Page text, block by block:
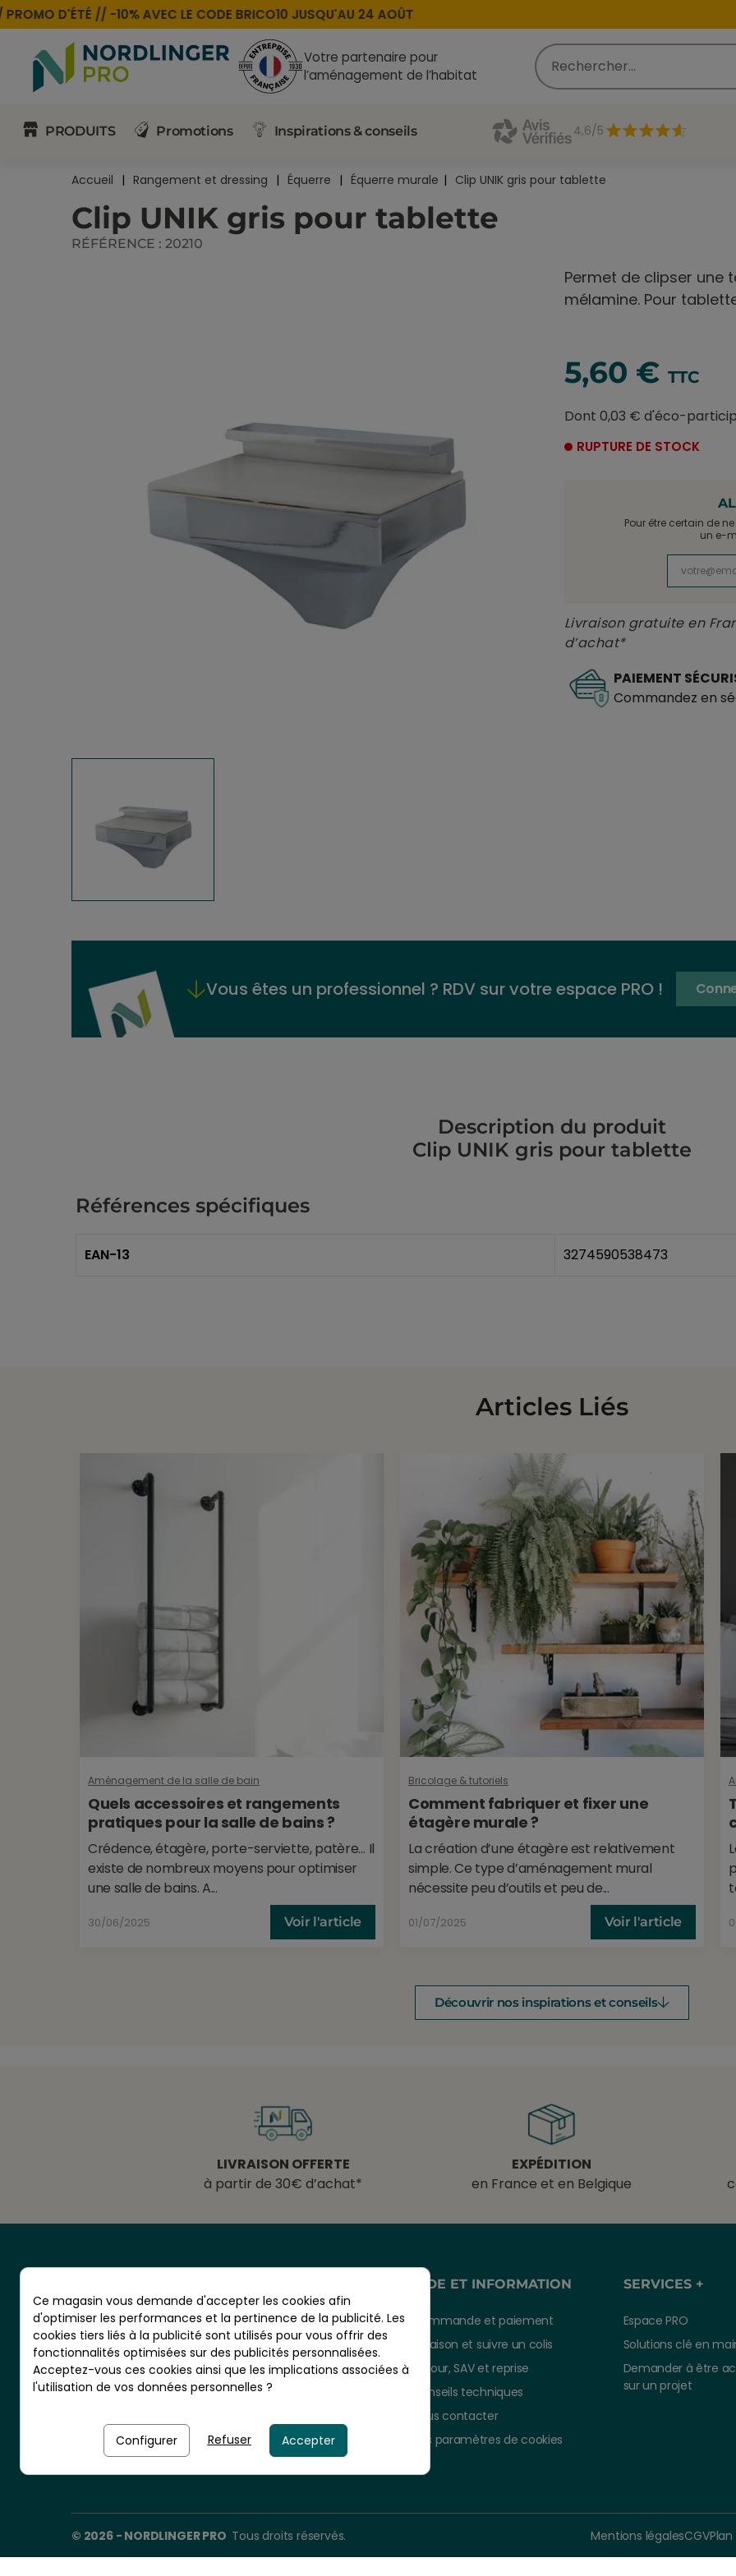
D'ÉTÉ //-10% AVEC LE CODEBRICO10JUSQU'AU 24 AOÛT
Votre partenaire pour
l’aménagement de l’habitat
PRODUITS Promotions Inspirations & conseils 4,6/5
Accueil Rangement et dressing Équerre Équerre murale Clip UNIK gris pour tablette
Clip UNIK gris pour tablette
RÉFÉRENCE : 20210
Permet de clipser une
mélamine. Pour
5,60 € TTC
Dont 0,03 € d'éco-
RUPTURE DE STOCK
Pour être certain de
un e-
Livraison gratuite en
d’achat*
PAIEMENT
Commandez en
Vous êtes un professionnel ? RDV sur votre espace PRO !
Description du produit
Clip UNIK gris pour tablette
Références spécifiques
EAN-13 3274590538473
Articles Liés
Aménagement de la salle de bain
Quels accessoires et rangements
pratiques pour la salle de bains ?
Crédence, étagère, porte-serviette, patère… Il
existe de nombreux moyens pour optimiser
une salle de bains. A...
30/06/2025 Voir l'article
Bricolage & tutoriels
Comment fabriquer et fixer une
étagère murale ?
La création d’une étagère est relativement
simple. Ce type d’aménagement mural
nécessite peu d’outils et peu de...
01/07/2025 Voir l'article
Découvrir nos inspirations et conseils
LIVRAISON OFFERTE
à partir de 30€ d’achat*
EXPÉDITION
en France et en Belgique
CS 20001 - RN10 - VIGNOLLES
16300 BARBEZIEUX - France
AIDE ET INFORMATION
Commande et paiement
Livraison et suivre un colis
Retour, SAV et reprise
Conseils techniques
Nous contacter
Vos paramètres de cookies
SERVICES +
Espace PRO
Solutions clé en
Demander à être
sur un projet
© 2026 - NORDLINGER PRO Tous droits réservés. Mentions légalesCGV
Ce magasin vous demande d'accepter les cookies afin
d'optimiser les performances et la pertinence de la publicité. Les
cookies tiers liés à la publicité sont utilisés pour vous offrir des
fonctionnalités optimisées sur des publicités personnalisées.
Acceptez-vous ces cookies ainsi que les implications associées à
l'utilisation de vos données personnelles ?
Configurer Refuser Accepter